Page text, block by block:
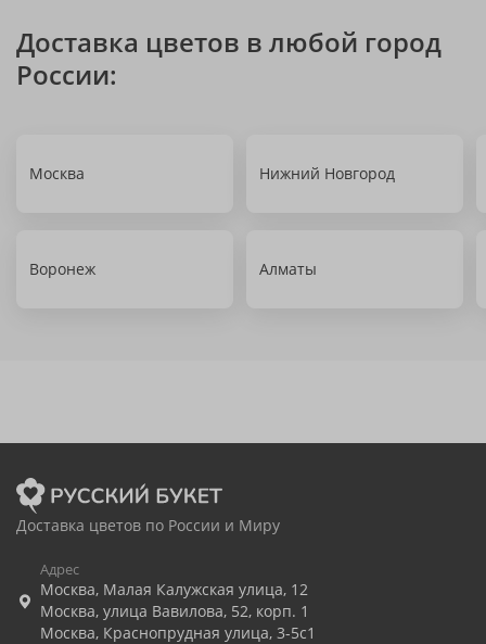
Доставка цветов в любой город
России:
Москва Нижний Новгород
Воронеж Алматы
Доставка цветов по России и Миру
Адрес
Москва, Малая Калужская улица, 12
Москва, улица Вавилова, 52, корп. 1
Москва, Краснопрудная улица, 3-5с1